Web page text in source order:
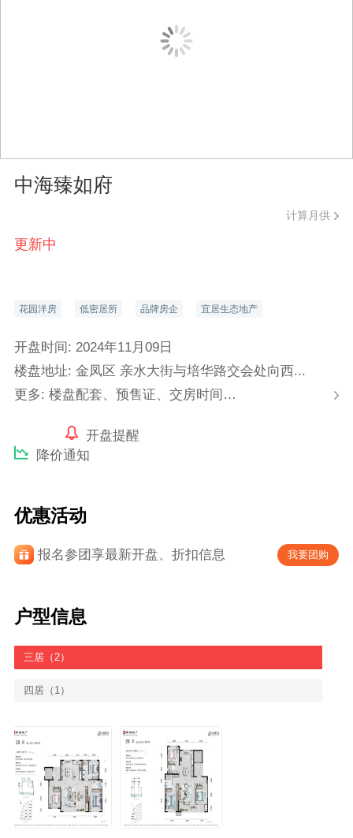
中海臻如府
更新中
计算月供
花园洋房 低密居所 品牌房企 宜居生态地产
开盘时间: 2024年11月09日
楼盘地址: 金凤区 亲水大街与培华路交会处向西...
更多: 楼盘配套、预售证、交房时间…
开盘提醒
降价通知
优惠活动
报名参团享最新开盘、折扣信息 我要团购
户型信息
三居（2）
四居（1）